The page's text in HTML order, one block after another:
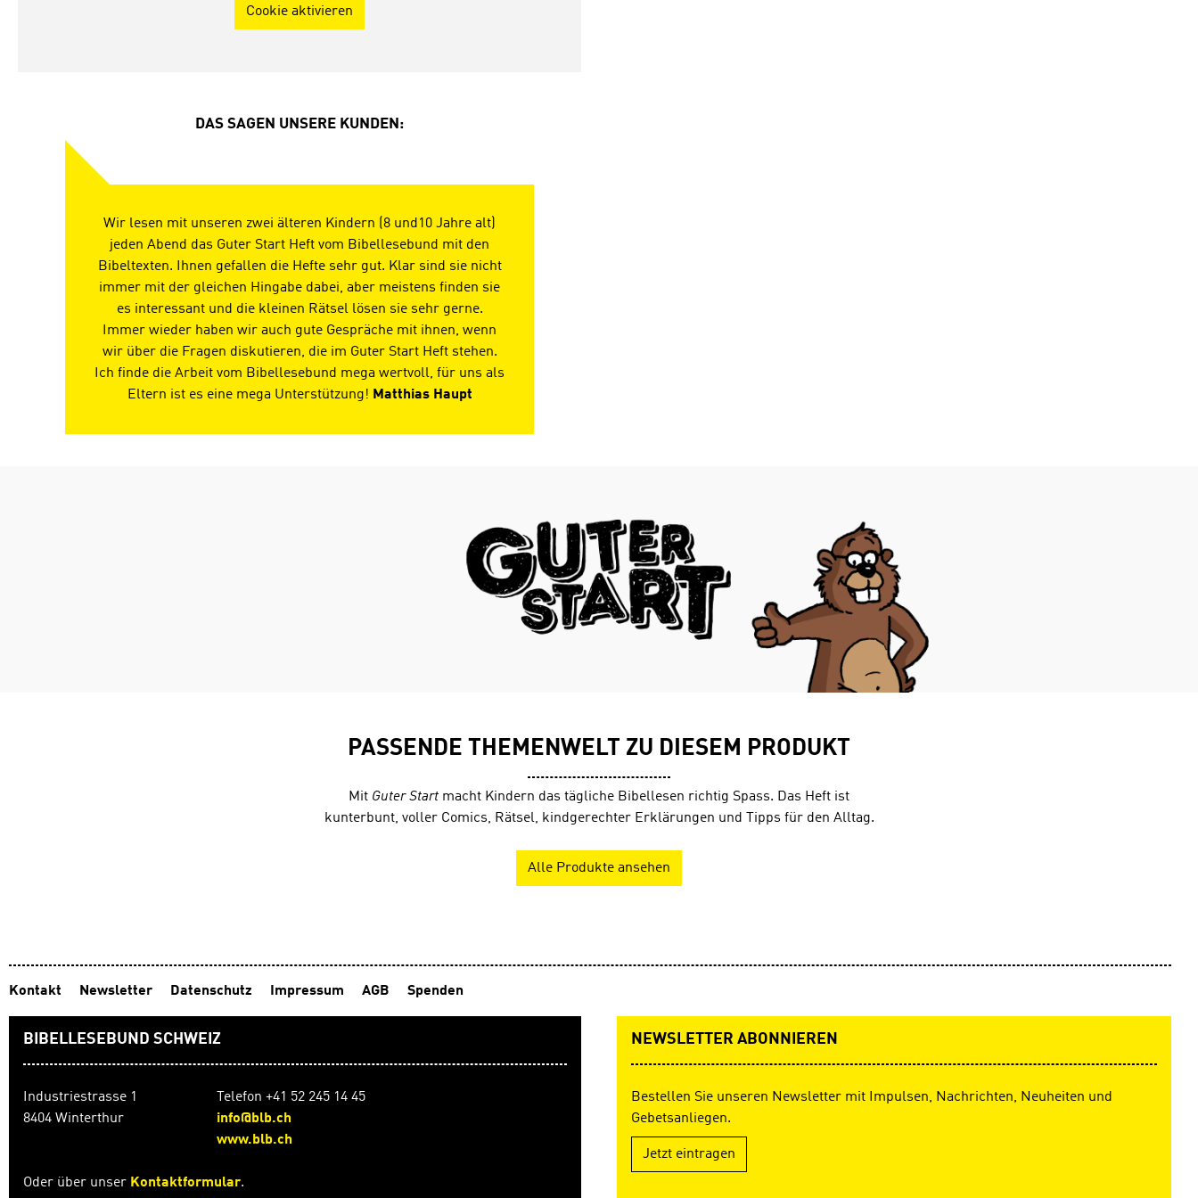
Cookie aktivieren
DAS SAGEN UNSERE KUNDEN:
Wir lesen mit unseren zwei älteren Kindern (8 und10 Jahre alt)
jeden Abend das Guter Start Heft vom Bibellesebund mit den
Bibeltexten. Ihnen gefallen die Hefte sehr gut. Klar sind sie nicht
immer mit der gleichen Hingabe dabei, aber meistens finden sie
es interessant und die kleinen Rätsel lösen sie sehr gerne.
Immer wieder haben wir auch gute Gespräche mit ihnen, wenn
wir über die Fragen diskutieren, die im Guter Start Heft stehen.
Ich finde die Arbeit vom Bibellesebund mega wertvoll, für uns als
Eltern ist es eine mega Unterstützung! Matthias Haupt
PASSENDE THEMENWELT ZU DIESEM PRODUKT
Mit Guter Start macht Kindern das tägliche Bibellesen richtig Spass. Das Heft ist
kunterbunt, voller Comics, Rätsel, kindgerechter Erklärungen und Tipps für den Alltag.
Alle Produkte ansehen
Kontakt Newsletter Datenschutz Impressum AGB Spenden
BIBELLESEBUND SCHWEIZ
Industriestrasse 1
8404 Winterthur
Telefon +41 52 245 14 45
info@blb.ch
www.blb.ch
Oder über unser Kontaktformular.
NEWSLETTER ABONNIEREN
Bestellen Sie unseren Newsletter mit Impulsen, Nachrichten, Neuheiten und
Gebetsanliegen.
Jetzt eintragen